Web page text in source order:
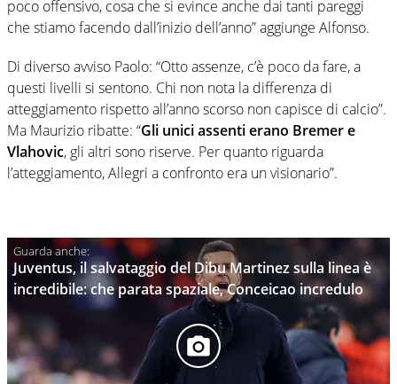
poco offensivo, cosa che si evince anche dai tanti pareggi
che stiamo facendo dall’inizio dell’anno” aggiunge Alfonso.
Di diverso avviso Paolo: “Otto assenze, c’è poco da fare, a
questi livelli si sentono. Chi non nota la differenza di
atteggiamento rispetto all’anno scorso non capisce di calcio”.
Ma Maurizio ribatte: “Gli unici assenti erano Bremer e
Vlahovic, gli altri sono riserve. Per quanto riguarda
l’atteggiamento, Allegri a confronto era un visionario”.
Juventus, il salvataggio del Dibu Martinez sulla linea è
incredibile: che parata spaziale, Conceicao incredulo